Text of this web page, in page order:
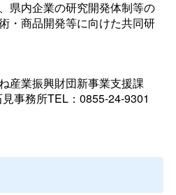
県内企業の研究開発体制等の
・商品開発等に向けた共同研
産業振興財団新事業支援課
事務所TEL：0855-24-9301